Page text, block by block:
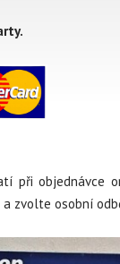
při objednávce
zvolte osobní